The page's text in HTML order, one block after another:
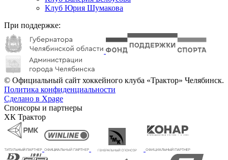
Клуб Юрия Шумакова
При поддержке:
© Официальный сайт хоккейного клуба «Трактор» Челябинск.
Политика конфиденциальности
Сделано в Xpage
Спонсоры и партнеры
ХК Трактор